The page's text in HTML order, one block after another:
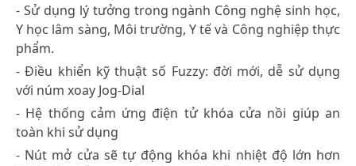
- Sử dụng lý tưởng trong ngành Công nghệ sinh học,
Y học lâm sàng, Môi trường, Y tế và Công nghiệp thực
phẩm.
- Điều khiển kỹ thuật số Fuzzy: đời mới, dễ sử dụng
với núm xoay Jog-Dial
- Hệ thống cảm ứng điện tử khóa cửa nồi giúp an
toàn khi sử dụng
- Nút mở cửa sẽ tự động khóa khi nhiệt độ lớn hơn